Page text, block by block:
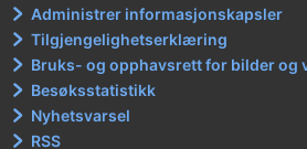
Administrer informasjonskapsler
Tilgjengelighetserklæring
Bruks- og opphavsrett for bilder og
Besøksstatistikk
Nyhetsvarsel
RSS